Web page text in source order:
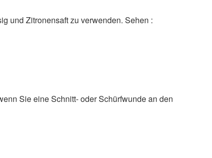
und Zitronensaft zu verwenden. Sehen :
Sie eine Schnitt- oder Schürfwunde an den